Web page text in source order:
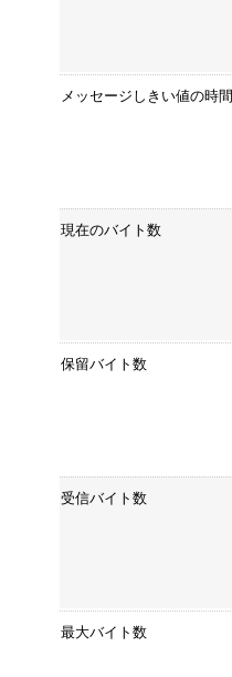
メッセージしきい値の時間
現在のバイト数
保留バイト数
受信バイト数
最大バイト数